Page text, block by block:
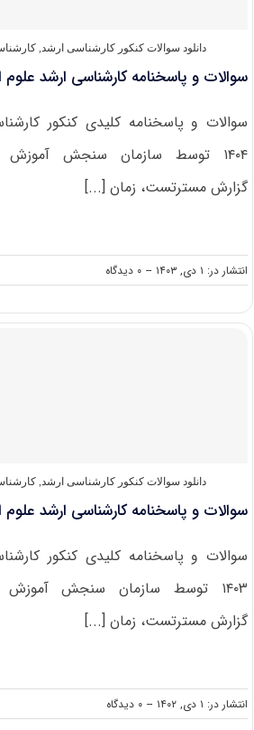
دانلود سوالات کنکور کارشناسی ارشد,
سوالات و پاسخنامه کارشناسی ارشد علوم
سوالات و پاسخنامه کلیدی کنکور
۱۴۰۴ توسط سازمان سنجش
گزارش مسترتست، زمان [...]
انتشار در: ۱ دی, ۱۴۰۳ -- ۰ دیدگاه
on
سوالات
پاسخنامه
دانلود سوالات کنکور کارشناسی ارشد,
سوالات و پاسخنامه کارشناسی ارشد علوم
سوالات و پاسخنامه کلیدی کنکور
۱۴۰۳ توسط سازمان سنجش
گزارش مسترتست، زمان [...]
انتشار در: ۱ دی, ۱۴۰۲ -- ۰ دیدگاه
on
سوالات